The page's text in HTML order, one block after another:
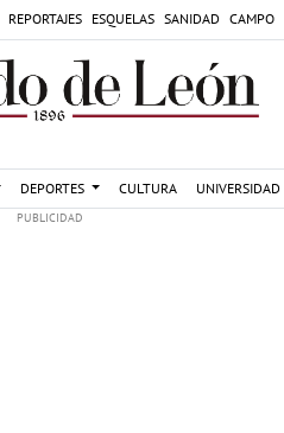
REPORTAJES ESQUELAS SANIDAD CAMPO
DEPORTES CULTURA UNIVERSIDAD